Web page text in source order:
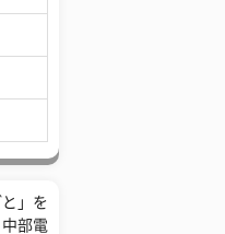
」を
部電